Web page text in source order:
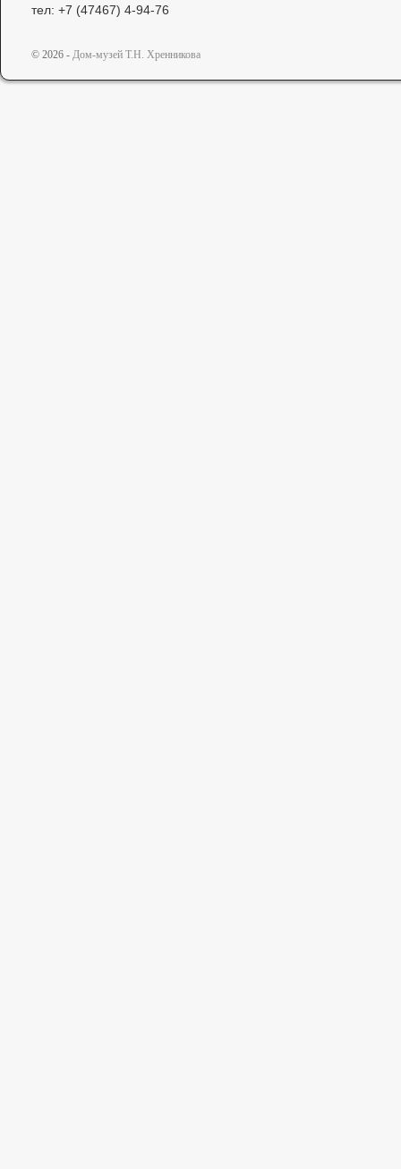
тел: +7 (47467) 4-94-76
© 2026 - Дом-музей Т.Н. Хренникова